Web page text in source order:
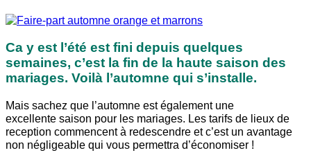
Ca y est l’été est fini depuis quelques
semaines, c’est la fin de la haute saison des
mariages. Voilà l’automne qui s’installe.
Mais sachez que l’automne est également une
excellente saison pour les mariages. Les tarifs de lieux de
reception commencent à redescendre et c’est un avantage
non négligeable qui vous permettra d’économiser !